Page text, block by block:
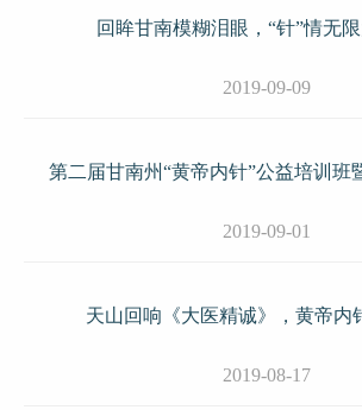
回眸甘南模糊泪眼，“针”情无
2019-09-09
第二届甘南州“黄帝内针”公益培训班
2019-09-01
天山回响《大医精诚》，黄帝内
2019-08-17